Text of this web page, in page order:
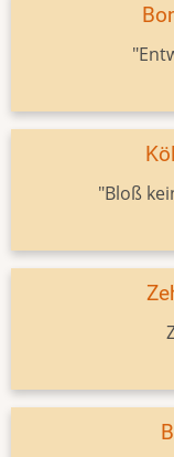
"Bloß